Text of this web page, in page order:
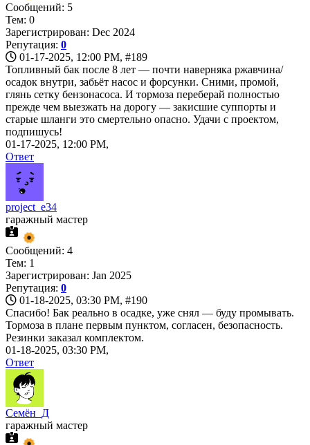
Сообщений: 5
Тем: 0
Зарегистрирован: Dec 2024
Репутация: 0
01-17-2025, 12:00 PM, #189
Топливный бак после 8 лет — почти наверняка ржавчина/
осадок внутри, забьёт насос и форсунки. Сними, промой,
глянь сетку бензонасоса. И тормоза переберай полностью
прежде чем выезжать на дорогу — закисшие суппорты и
старые шланги это смертельно опасно. Удачи с проектом,
подпишусь!
01-17-2025, 12:00 PM,
Ответ
project_e34
гаражный мастер
Сообщений: 4
Тем: 1
Зарегистрирован: Jan 2025
Репутация: 0
01-18-2025, 03:30 PM, #190
Спасибо! Бак реально в осадке, уже снял — буду промывать.
Тормоза в плане первым пунктом, согласен, безопасность.
Резинки заказал комплектом.
01-18-2025, 03:30 PM,
Ответ
Семён_Д
гаражный мастер